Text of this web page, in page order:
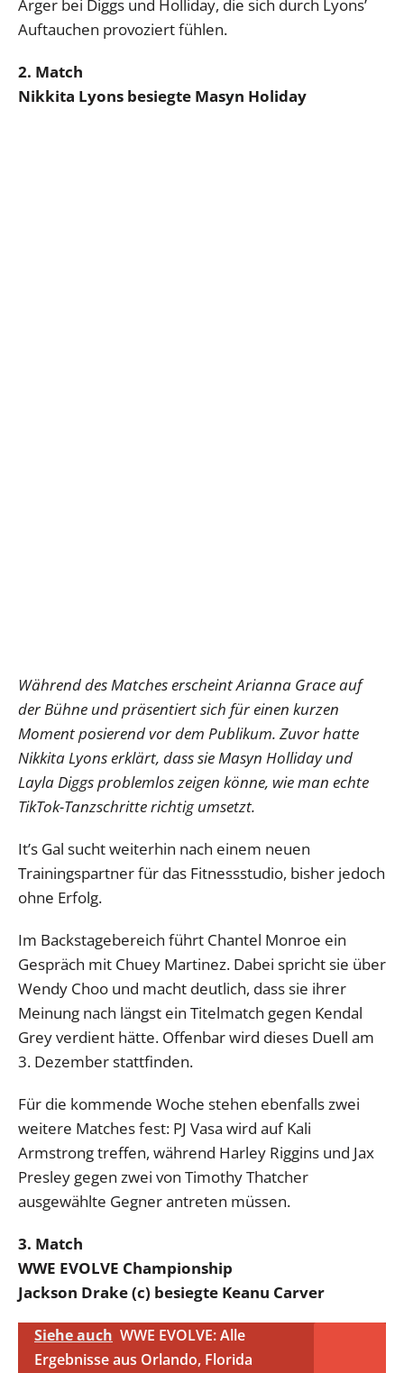
Ärger bei Diggs und Holliday, die sich durch Lyons’
Auftauchen provoziert fühlen.
2. Match
Nikkita Lyons besiegte Masyn Holiday
Während des Matches erscheint Arianna Grace auf
der Bühne und präsentiert sich für einen kurzen
Moment posierend vor dem Publikum. Zuvor hatte
Nikkita Lyons erklärt, dass sie Masyn Holliday und
Layla Diggs problemlos zeigen könne, wie man echte
TikTok-Tanzschritte richtig umsetzt.
It’s Gal sucht weiterhin nach einem neuen
Trainingspartner für das Fitnessstudio, bisher jedoch
ohne Erfolg.
Im Backstagebereich führt Chantel Monroe ein
Gespräch mit Chuey Martinez. Dabei spricht sie über
Wendy Choo und macht deutlich, dass sie ihrer
Meinung nach längst ein Titelmatch gegen Kendal
Grey verdient hätte. Offenbar wird dieses Duell am
3. Dezember stattfinden.
Für die kommende Woche stehen ebenfalls zwei
weitere Matches fest: PJ Vasa wird auf Kali
Armstrong treffen, während Harley Riggins und Jax
Presley gegen zwei von Timothy Thatcher
ausgewählte Gegner antreten müssen.
3. Match
WWE EVOLVE Championship
Jackson Drake (c) besiegte Keanu Carver
Siehe auch WWE EVOLVE: Alle
Ergebnisse aus Orlando, Florida